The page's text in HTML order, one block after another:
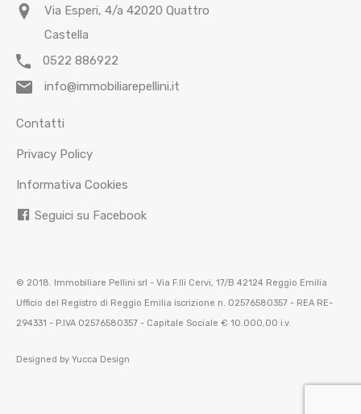
Via Esperi, 4/a 42020 Quattro
Castella
0522 886922
info@immobiliarepellini.it
Contatti
Privacy Policy
Informativa Cookies
Seguici su Facebook
© 2018. Immobiliare Pellini srl - Via F.lli Cervi, 17/B 42124 Reggio Emilia
Ufficio del Registro di Reggio Emilia iscrizione n. 02576580357 - REA RE-
294331 - P.IVA 02576580357 - Capitale Sociale € 10.000,00 i.v.
Designed by Yucca Design